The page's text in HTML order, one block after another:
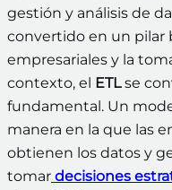
gestión y análisis de
convertido en un pilar
empresariales y la
contexto, el ETLse
fundamental. Un
manera en la que las
obtienen los datos y
tomar decisiones